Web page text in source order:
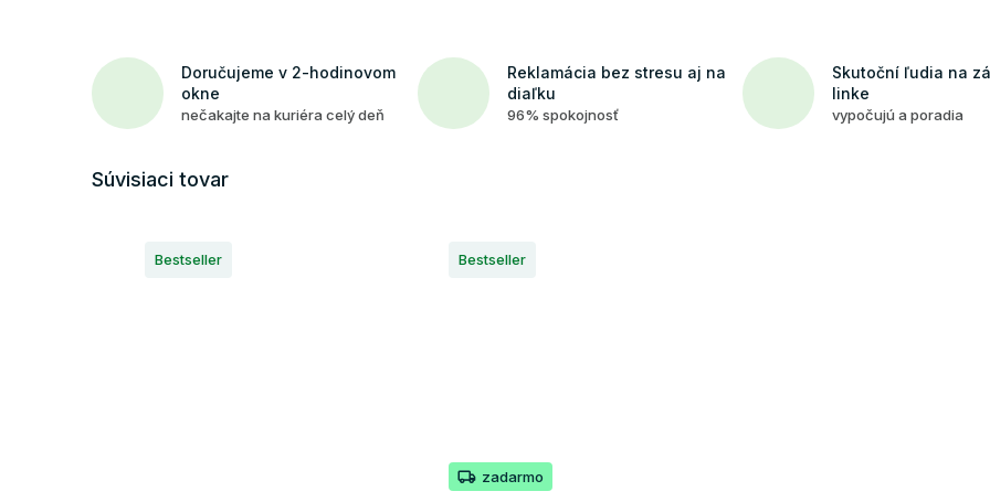
Doručujeme v 2-hodinovom
okne
nečakajte na kuriéra celý deň
Reklamácia bez stresu aj na
diaľku
96% spokojnosť
Skutoční ľudia na
linke
vypočujú a poradia
Súvisiaci tovar
Bestseller Bestseller
zadarmo